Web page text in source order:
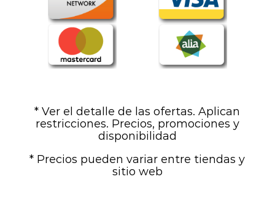
* Ver el detalle de las ofertas. Aplican
restricciones. Precios, promociones y
disponibilidad
* Precios pueden variar entre tiendas y
sitio web